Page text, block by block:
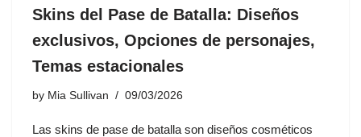
Skins del Pase de Batalla: Diseños
exclusivos, Opciones de personajes,
Temas estacionales
by Mia Sullivan 09/03/2026
Las skins de pase de batalla son diseños cosméticos